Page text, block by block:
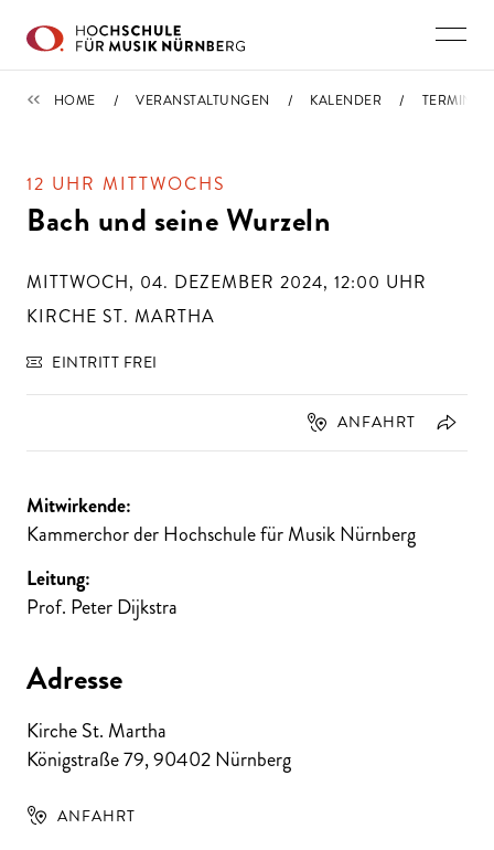
TERMINE
HOME VERANSTALTUNGEN KALENDER TERMIN
12 UHR MITTWOCHS
Bach und seine Wurzeln
MITTWOCH, 04. DEZEMBER 2024, 12:00 UHR
KIRCHE ST. MARTHA
EINTRITT FREI
ANFAHRT
Mitwirkende:
Kammerchor der Hochschule für Musik Nürnberg
Leitung:
Prof. Peter Dijkstra
Adresse
Kirche St. Martha
Königstraße 79,90402Nürnberg
ANFAHRT